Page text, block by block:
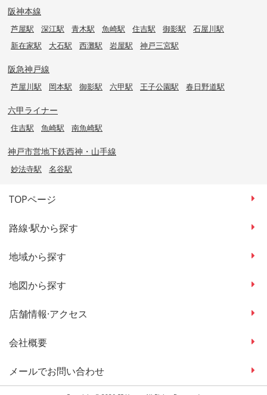
阪神本線
芦屋駅 深江駅 青木駅 魚崎駅 住吉駅 御影駅
石屋川駅
新在家駅
大石駅 西灘駅 岩屋駅 神戸三宮駅
阪急神戸線
芦屋川駅 岡本駅 御影駅 六甲駅 王子公園駅 春日野道駅
六甲ライナー
住吉駅 魚崎駅 南魚崎駅
神戸市営地下鉄西神・山手線
妙法寺駅 名谷駅
TOPページ
路線·駅から探す
地域から探す
地図から探す
店舗情報·アクセス
会社概要
メールでお問い合わせ